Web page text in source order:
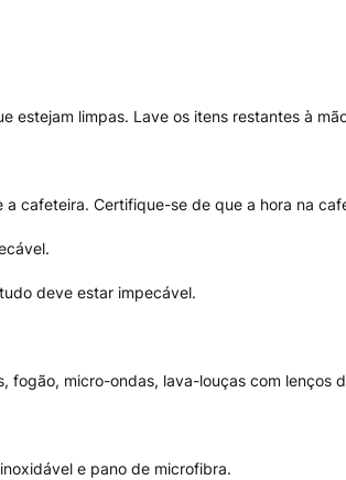
estejam limpas. Lave os itens restantes à
cafeteira. Certifique-se de que a hora na
deve estar impecável.
micro-ondas, lava-louças com lenços
e pano de microfibra.